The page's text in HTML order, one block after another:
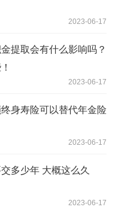
2023-06-17
提取会有什么影响吗？
2023-06-17
身寿险可以替代年金险
2023-06-17
多少年 大概这么久
2023-06-17